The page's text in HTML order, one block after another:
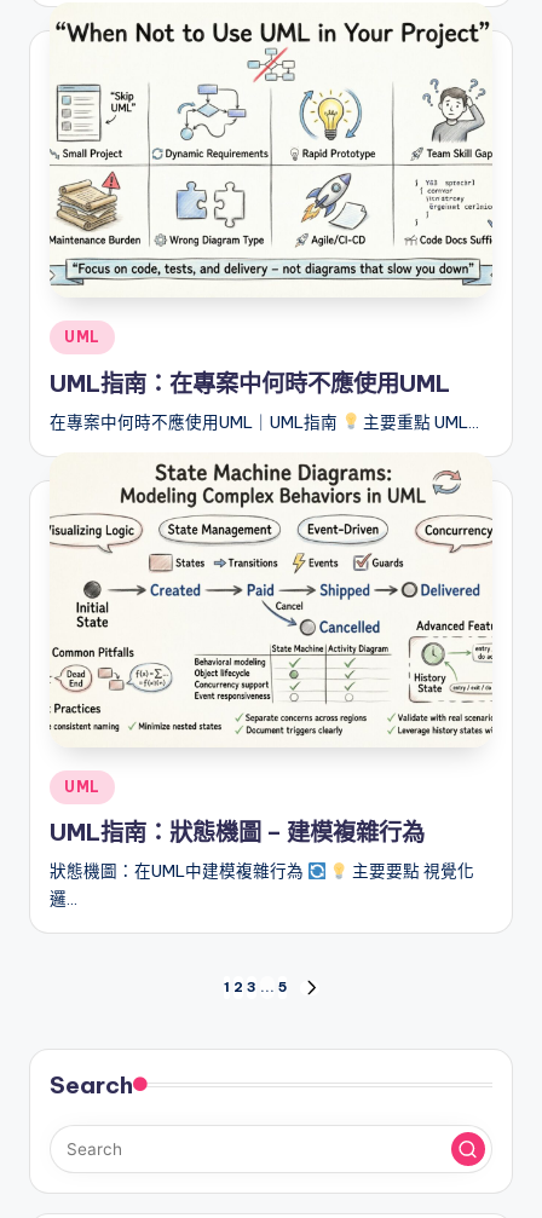
Posted
in
UML
UML指南：在專案中何時不應使用UML
在專案中何時不應使用UML｜UML指南 主要重點 UML…
Posted
in
UML
UML指南：狀態機圖 – 建模複雜行為
狀態機圖：在UML中建模複雜行為
主要要點 視覺化
邏…
章
分
頁
1 2 3 ... 5
Search